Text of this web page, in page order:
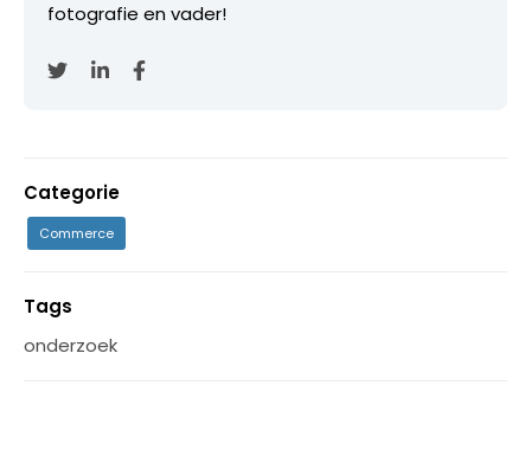
fotografie en vader!
Categorie
Commerce
Tags
onderzoek